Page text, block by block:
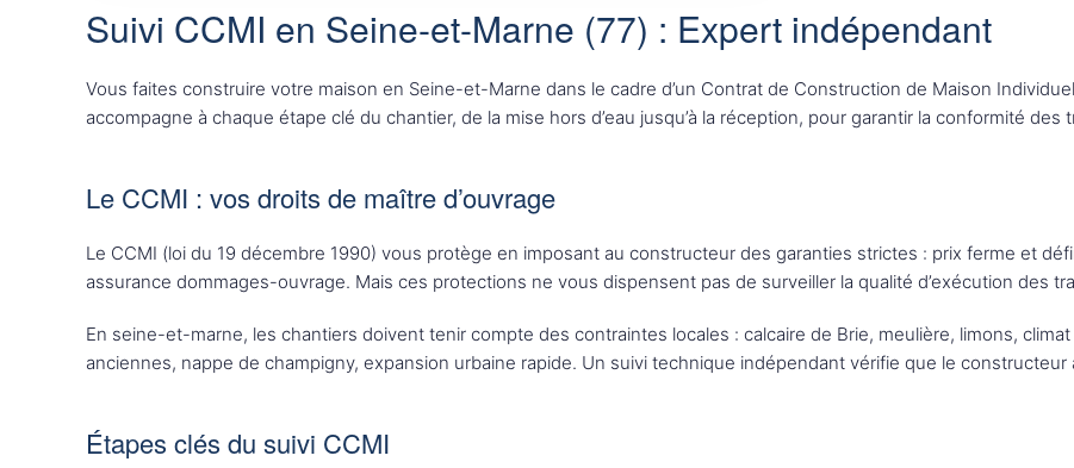
Suivi CCMI en Seine-et-Marne (77) : Expert indépendant
Vous faites construire votre maison en Seine-et-Marne dans le cadre d’un Contrat de Construction de Maison
accompagne à chaque étape clé du chantier, de la mise hors d’eau jusqu’à la réception, pour garantir la conformité des
Le CCMI : vos droits de maître d’ouvrage
Le CCMI (loi du 19 décembre 1990) vous protège en imposant au constructeur des garanties strictes : prix ferme et
assurance dommages-ouvrage. Mais ces protections ne vous dispensent pas de surveiller la qualité d’exécution des
En seine-et-marne, les chantiers doivent tenir compte des contraintes locales : calcaire de Brie, meulière, limons,
anciennes, nappe de champigny, expansion urbaine rapide. Un suivi technique indépendant vérifie que le
Étapes clés du suivi CCMI